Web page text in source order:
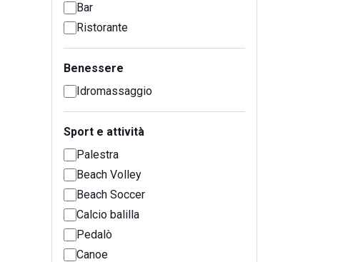
Bar
Ristorante
Benessere
Idromassaggio
Sport e attività
Palestra
Beach Volley
Beach Soccer
Calcio balilla
Pedalò
Canoe